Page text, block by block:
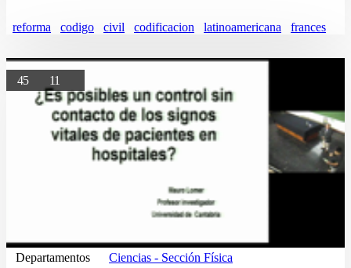
reforma codigo civil codificacion latinoamericana frances
45 11
Departamentos Ciencias - Sección Física